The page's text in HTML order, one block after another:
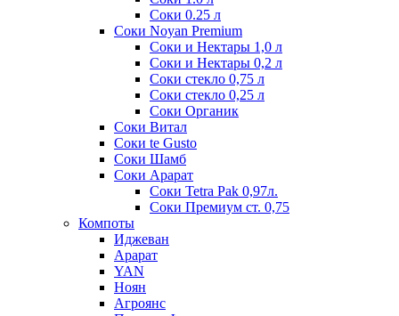
Соки 0.25 л
Соки Noyan Premium
Соки и Нектары 1,0 л
Соки и Нектары 0,2 л
Соки стекло 0,75 л
Соки стекло 0,25 л
Соки Органик
Соки Витал
Соки te Gusto
Соки Шамб
Соки Арарат
Соки Tetra Pak 0,97л.
Соки Премиум ст. 0,75
Компоты
Иджеван
Арарат
YAN
Ноян
Агроянс